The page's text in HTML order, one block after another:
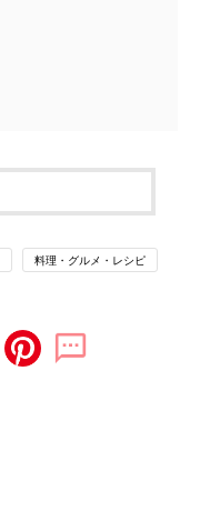
料理・グルメ・レシピ